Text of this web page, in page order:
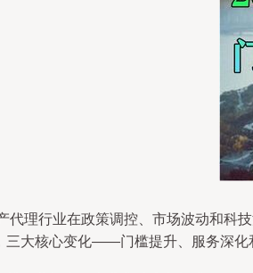
代理行业在政策调控、市场波动和科
三大核心变化——门槛提升、服务深化